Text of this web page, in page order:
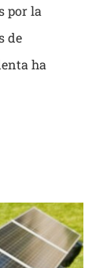
por la
de
ha